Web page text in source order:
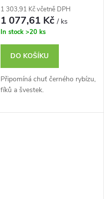
1 303,91 Kč včetně DPH
1 077,61 Kč/ ks
In stock >20 ks
DO KOŠÍKU
Připomíná chuť černého rybízu,
fíků a švestek.